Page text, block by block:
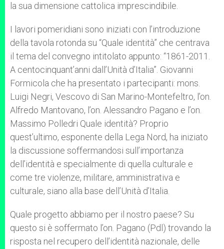
la sua dimensione cattolica imprescindibile.
I lavori pomeridiani sono iniziati con l’introduzione
della tavola rotonda su “Quale identità” che centrava
il tema del convegno intitolato appunto: “1861-2011.
A centocinquant’anni dall’Unità d’Italia”. Giovanni
Formicola che ha presentato i partecipanti: mons.
Luigi Negri, Vescovo di San Marino-Montefeltro, l’on.
Alfredo Mantovano, l’on. Alessandro Pagano e l’on.
Massimo Polledri Quale identità? Proprio
quest’ultimo, esponente della Lega Nord, ha iniziato
la discussione soffermandosi sull’importanza
dell’identità e specialmente di quella culturale e
come tre violenze, militare, amministrativa e
culturale, siano alla base dell’Unità d’Italia.
Quale progetto abbiamo per il nostro paese? Su
questo si è soffermato l’on. Pagano (Pdl) trovando la
risposta nel recupero dell’identità nazionale, delle